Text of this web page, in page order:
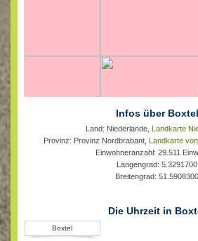
Infos über Boxtel
Land: Niederlande, Landkarte
Provinz: Provinz Nordbrabant, Landkarte
Einwohneranzahl: 29.511
Längengrad: 5.3291700
Breitengrad: 51.5908300
Die Uhrzeit in
Boxtel